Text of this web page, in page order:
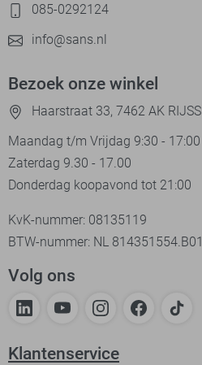
085-0292124
info@sans.nl
Bezoek onze winkel
Haarstraat 33, 7462 AK
Maandag t/m Vrijdag 9:30 - 17:00
Zaterdag 9.30 - 17.00
Donderdag koopavond tot 21:00
KvK-nummer: 08135119
BTW-nummer: NL 814351554.B01
Volg ons
Klantenservice